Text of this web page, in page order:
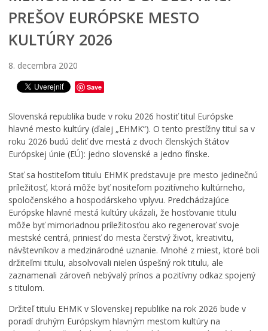
PREŠOV EURÓPSKE MESTO
KULTÚRY 2026
8. decembra 2020
Save
Slovenská republika bude v roku 2026 hostiť titul Európske
hlavné mesto kultúry (ďalej „EHMK“). O tento prestížny titul sa v
roku 2026 budú deliť dve mestá z dvoch členských štátov
Európskej únie (EÚ): jedno slovenské a jedno fínske.
Stať sa hostiteľom titulu EHMK predstavuje pre mesto jedinečnú
príležitosť, ktorá môže byť nositeľom pozitívneho kultúrneho,
spoločenského a hospodárskeho vplyvu. Predchádzajúce
Európske hlavné mestá kultúry ukázali, že hosťovanie titulu
môže byť mimoriadnou príležitosťou ako regenerovať svoje
mestské centrá, priniesť do mesta čerstvý život, kreativitu,
návštevníkov a medzinárodné uznanie. Mnohé z miest, ktoré boli
držiteľmi titulu, absolvovali nielen úspešný rok titulu, ale
zaznamenali zároveň nebývalý prínos a pozitívny odkaz spojený
s titulom.
Držiteľ titulu EHMK v Slovenskej republike na rok 2026 bude v
poradí druhým Európskym hlavným mestom kultúry na
o
p
ä
ť
ž
l
L
e
v
o
č
i
:
š
t
v
r
t
ý
r
o
č
n
í
k